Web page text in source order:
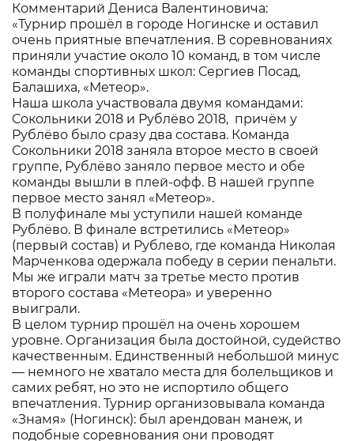
Комментарий Дениса Валентиновича:
«Турнир прошёл в городе Ногинске и оставил
очень приятные впечатления. В соревнованиях
приняли участие около 10 команд, в том числе
команды спортивных школ: Сергиев Посад,
Балашиха, «Метеор».
Наша школа участвовала двумя командами:
Сокольники 2018 и Рублёво 2018, причём у
Рублёво было сразу два состава. Команда
Сокольники 2018 заняла второе место в своей
группе, Рублёво заняло первое место и обе
команды вышли в плей-офф. В нашей группе
первое место занял «Метеор».
В полуфинале мы уступили нашей команде
Рублёво. В финале встретились «Метеор»
(первый состав) и Рублево, где команда Николая
Марченкова одержала победу в серии пенальти.
Мы же играли матч за третье место против
второго состава «Метеора» и уверенно
выиграли.
В целом турнир прошёл на очень хорошем
уровне. Организация была достойной, судейство
качественным. Единственный небольшой минус
— немного не хватало места для болельщиков и
самих ребят, но это не испортило общего
впечатления. Турнир организовывала команда
«Знамя» (Ногинск): был арендован манеж, и
подобные соревнования они проводят